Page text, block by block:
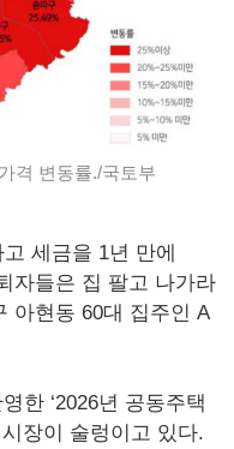
격 변동률./국토부
세금을 1년 만에
자들은 집 팔고 나가라
아현동 60대 집주인 A
한 ‘2026년 공동주택
장이 술렁이고 있다.